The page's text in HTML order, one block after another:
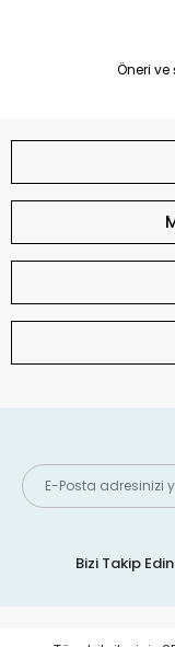
Öneri ve
Bizi Takip Edin